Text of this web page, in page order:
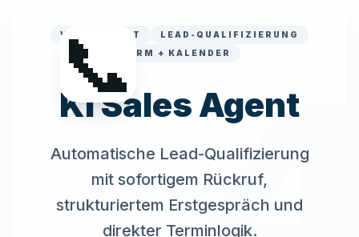
📞
VOICE AGENT
LEAD-QUALIFIZIERUNG
CRM + KALENDER
KI Sales Agent
Automatische Lead-Qualifizierung
mit sofortigem Rückruf,
strukturiertem Erstgespräch und
direkter Terminlogik.